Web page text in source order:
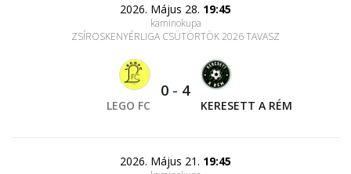
2026. Május 28. 19:45
kaminokupa
ZSÍROSKENYÉRLIGA CSÜTÖRTÖK 2026 TAVASZ
LEGO FC
0 - 4
KERESETT A RÉM
2026. Május 21. 19:45